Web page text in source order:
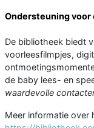
Ondersteuning voor
De bibliotheek biedt
voorleesfilmpjes,
de baby lees- en
waardevolle
Meer informatie over